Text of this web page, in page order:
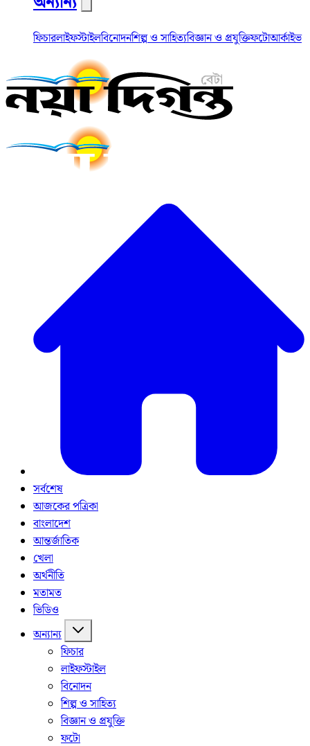
ফিচারলাইফস্টাইলবিনোদনশিল্প ও সাহিত্যবিজ্ঞান ও প্রযুক্তিফটোআর্কাইভ
সর্বশেষ
আজকের পত্রিকা
বাংলাদেশ
আন্তর্জাতিক
খেলা
অর্থনীতি
মতামত
ভিডিও
অন্যান্য
ফিচার
লাইফস্টাইল
বিনোদন
শিল্প ও সাহিত্য
বিজ্ঞান ও প্রযুক্তি
ফটো